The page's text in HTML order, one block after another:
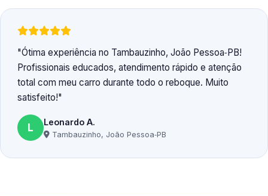
Ótima experiência no Tambauzinho, João Pessoa‑PB!
Profissionais educados, atendimento rápido e atenção
total com meu carro durante todo o reboque. Muito
satisfeito!
L Leonardo A.
Tambauzinho, João Pessoa‑PB